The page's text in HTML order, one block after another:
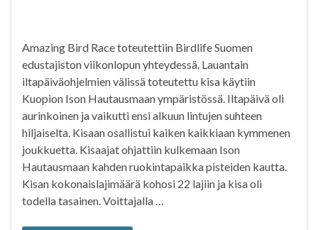
Amazing Bird Race toteutettiin Birdlife Suomen
edustajiston viikonlopun yhteydessä. Lauantain
iltapäiväohjelmien välissä toteutettu kisa käytiin
Kuopion Ison Hautausmaan ympäristössä. Iltapäivä oli
aurinkoinen ja vaikutti ensi alkuun lintujen suhteen
hiljaiselta. Kisaan osallistui kaiken kaikkiaan kymmenen
joukkuetta. Kisaajat ohjattiin kulkemaan Ison
Hautausmaan kahden ruokintapaikka pisteiden kautta.
Kisan kokonaislajimäärä kohosi 22 lajiin ja kisa oli
todella tasainen. Voittajalla …